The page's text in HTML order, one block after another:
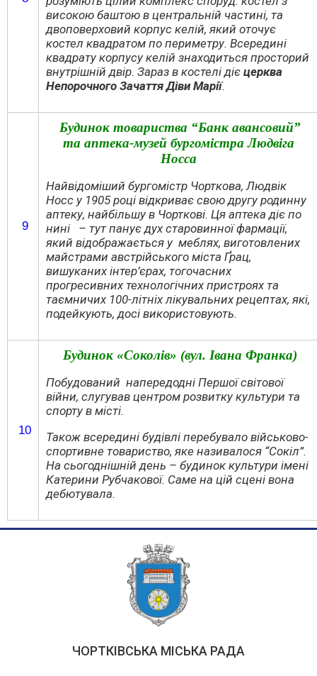
високою баштою в центральній частині, та
двоповерховий корпус келій, який оточує
костел квадратом по периметру. Всередині
квадрату корпусу келій знаходиться просторий
внутрішній двір. Зараз в костелі діє церква
Непорочного Зачаття Діви Марії.
9
Будинок товариства “Банк авансовий”
та аптека-музей бургомістра Людвіга
Носса
Найвідоміший бургомістр Чорткова, Людвік
Носс у 1905 році відкриває свою другу родинну
аптеку, найбільшу в Чорткові. Ця аптека діє по
нині – тут панує дух старовинної фармації,
який відображається у меблях, виготовлених
майстрами австрійського міста Ґрац,
вишуканих інтер’єрах, тогочасних
прогресивних технологічних пристроях та
таємничих 100-літніх лікувальних рецептах, які,
подейкують, досі використовують.
10
Будинок «Соколів» (вул. Івана Франка)
Побудований напередодні Першої світової
війни, слугував центром розвитку культури та
спорту в місті.
Також всередині будівлі перебувало військово-
спортивне товариство, яке називалося “Сокіл”.
На сьогоднішній день – будинок культури імені
Катерини Рубчакової. Саме на цій сцені вона
дебютувала.
ЧОРТКІВСЬКА МІСЬКА РАДА